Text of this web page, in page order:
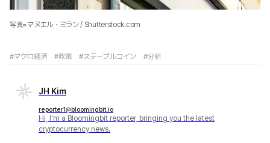
写真=マヌエル・ミラン / Shutterstock.com
#マクロ経済 #政策 #ステーブルコイン #分析
JH Kim
reporter1@bloomingbit.io
Hi, I'm a Bloomingbit reporter, bringing you the latest
cryptocurrency news.